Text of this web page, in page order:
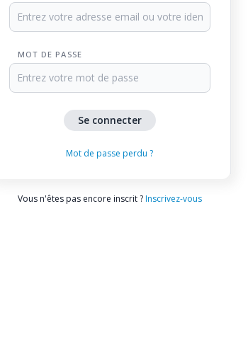
MOT DE PASSE
Mot de passe perdu ?
Vous n'êtes pas encore inscrit ? Inscrivez-vous